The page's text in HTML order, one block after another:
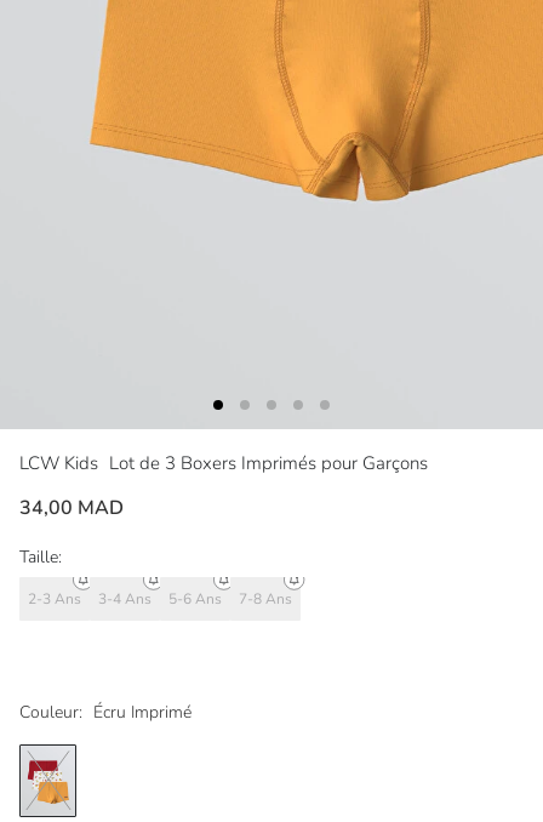
LCW Kids Lot de 3 Boxers Imprimés pour Garçons
34,00 MAD
Couleur: Écru Imprimé
Taille:
2-3 Ans 3-4 Ans 5-6 Ans 7-8 Ans